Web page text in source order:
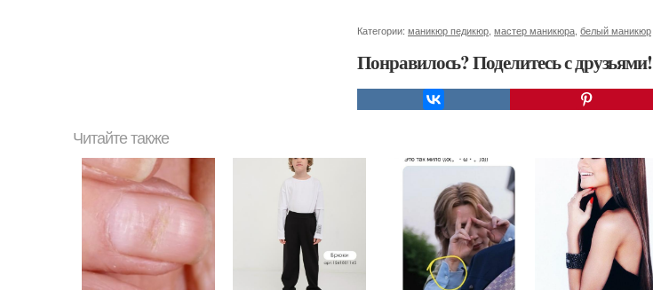
Категории: маникюр педикюр мастер маникюра белый маникюр
Понравилось? Поделитесь с друзьями!
Читайте также